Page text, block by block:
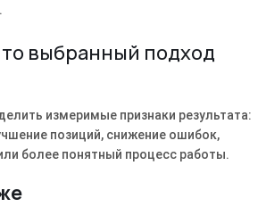
выбранный подход
измеримые признаки результата:
позиций, снижение ошибок,
более понятный процесс работы.